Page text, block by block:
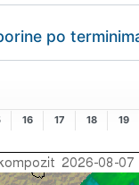
po
16 17 18 19